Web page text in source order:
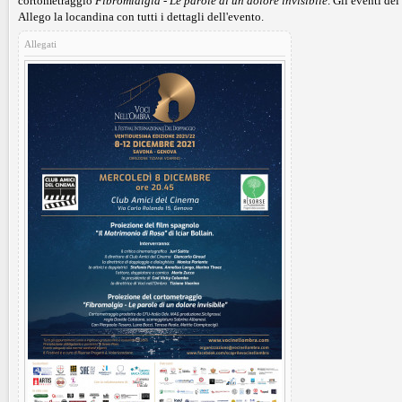
Allego la locandina con tutti i dettagli dell'evento.
Allegati